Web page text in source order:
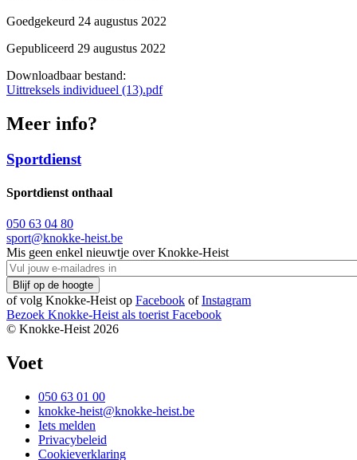
Goedgekeurd 24 augustus 2022
Gepubliceerd 29 augustus 2022
Downloadbaar bestand:
Uittreksels individueel (13).pdf
Meer info?
Sportdienst
Sportdienst onthaal
050 63 04 80
sport@knokke-heist.be
Mis geen enkel nieuwtje over Knokke-Heist
of volg Knokke-Heist op Facebook ofInstagram
Bezoek Knokke-Heist als toerist Facebook
© Knokke-Heist 2026
Voet
050 63 01 00
knokke-heist@knokke-heist.be
Iets melden
Privacybeleid
Cookieverklaring